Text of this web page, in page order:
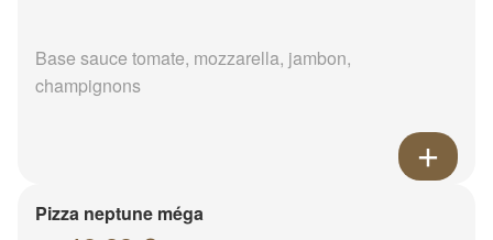
Base sauce tomate, mozzarella, jambon,
champignons
Pizza neptune méga